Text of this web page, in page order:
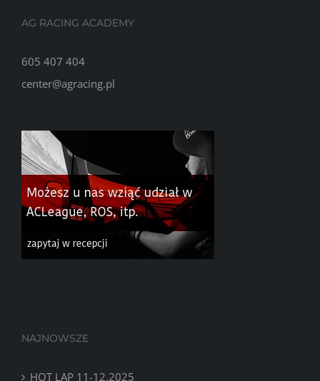
AG RACING ACADEMY
605 407 404
center@agracing.pl
NAJNOWSZE
HOT LAP 11-12.2025